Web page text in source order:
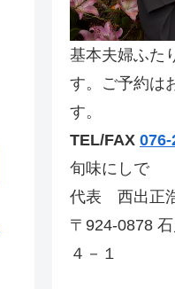
基本夫婦ふた
す。ご予約は
す。
TEL/FAX 076-
旬味にしで
代表 西出正
〒924-0878
４－１